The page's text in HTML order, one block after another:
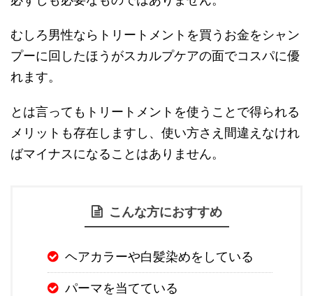
むしろ男性ならトリートメントを買うお金をシャン
プーに回したほうがスカルプケアの面でコスパに優
れます。
とは言ってもトリートメントを使うことで得られる
メリットも存在しますし、使い方さえ間違えなけれ
ばマイナスになることはありません。
こんな方におすすめ
ヘアカラーや白髪染めをしている
パーマを当てている